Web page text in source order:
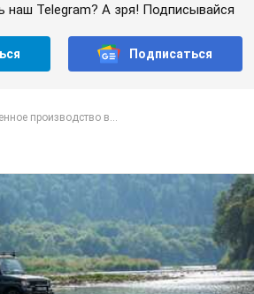
наш Telegram? А зря! Подписывайся
Подписаться
производство в...